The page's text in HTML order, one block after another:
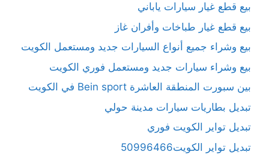
بيع قطع غيار سيارات ياباني
بيع قطع غيار طباخات وأفران غاز
بيع وشراء جميع أنواع السيارات جديد ومستعمل الكويت
بيع وشراء سيارات جديد ومستعمل فوري الكويت
بين سبورت المنطقة العاشرة Bein sport في الكويت
تبديل بطاريات سيارات مدينة حولي
تبديل تواير الكويت فوري
تبديل تواير الكويت50996466